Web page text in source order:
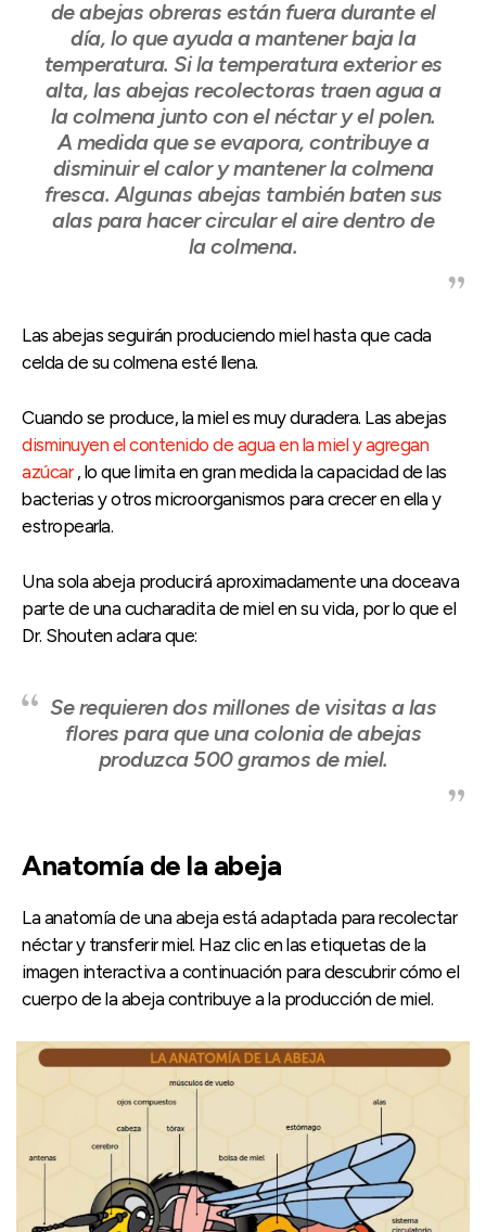
de abejas obreras están fuera durante el
día, lo que ayuda a mantener baja la
temperatura. Si la temperatura exterior es
alta, las abejas recolectoras traen agua a
la colmena junto con el néctar y el polen.
A medida que se evapora, contribuye a
disminuir el calor y mantener la colmena
fresca. Algunas abejas también baten sus
alas para hacer circular el aire dentro de
la colmena.
Las abejas seguirán produciendo miel hasta que cada
celda de su colmena esté llena.
Cuando se produce, la miel es muy duradera. Las abejas
disminuyen el contenido de agua en la miel y agregan
azúcar, lo que limita en gran medida la capacidad de las
bacterias y otros microorganismos para crecer en ella y
estropearla.
Una sola abeja producirá aproximadamente una doceava
parte de una cucharadita de miel en su vida, por lo que el
Dr. Shouten aclara que:
Se requieren dos millones de visitas a las
flores para que una colonia de abejas
produzca 500 gramos de miel.
Anatomía de la abeja
La anatomía de una abeja está adaptada para recolectar
néctar y transferir miel. Haz clic en las etiquetas de la
imagen interactiva a continuación para descubrir cómo el
cuerpo de la abeja contribuye a la producción de miel.